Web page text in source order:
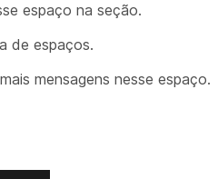
espaço na seção.
de espaços.
mensagens nesse espaço.